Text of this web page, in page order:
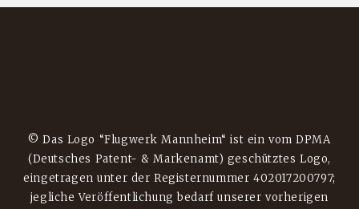
© Das Logo “Flugwerk Mannheim“ ist ein vom DPMA
(Deutsches Patent- & Markenamt) geschütztes Logo,
eingetragen unter der Registernummer 402017200797;
jegliche Veröffentlichung bedarf unserer vorherigen